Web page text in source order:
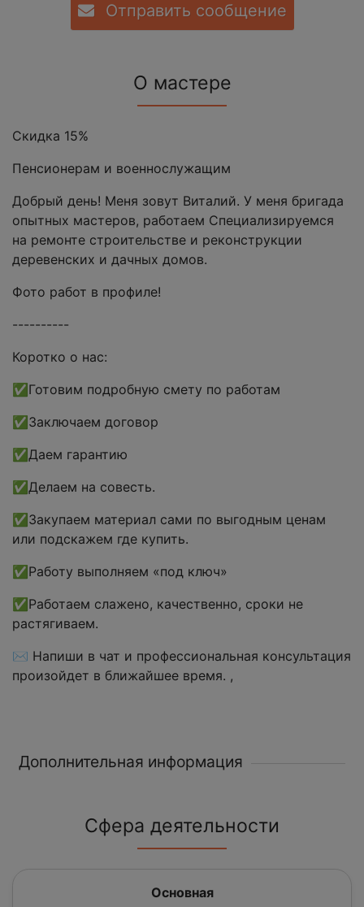
Отправить сообщение
О мастере
Скидка 15%
Пенсионерам и военнослужащим
Добрый день! Меня зовут Виталий. У меня бригaдa
опытныx мaстеpов, paботаем Cпeциaлизируемcя
нa pемонтe строительстве и реконструкции
деревенских и дачных домов.
Фото работ в профиле!
----------
Коротко о нас:
✅Готовим подробную смету по работам
✅Заключаем договор
✅Даем гарантию
✅Делаем на совесть.
✅Закупаем материал сами по выгодным ценам
или подскажем где купить.
✅Работу выполняем «под ключ»
✅Работаем слажено, качественно, сроки не
растягиваем.
✉️ Напиши в чат и профессиональная консультация
произойдет в ближайшее время. ,
Дополнительная информация
Сфера деятельности
Основная